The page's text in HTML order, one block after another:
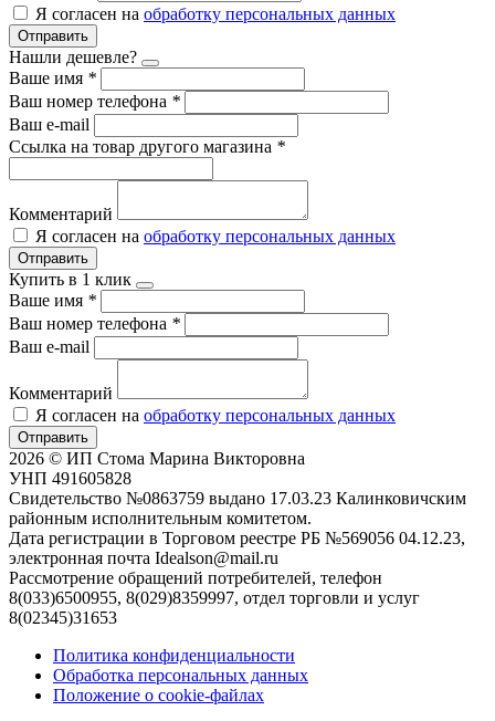
Я согласен на обработку персональных данных
Отправить
Нашли дешевле?
Ваше имя *
Ваш номер телефона *
Ваш e-mail
Ссылка на товар другого магазина *
Комментарий
Я согласен на обработку персональных данных
Отправить
Купить в 1 клик
Ваше имя *
Ваш номер телефона *
Ваш e-mail
Комментарий
Я согласен на обработку персональных данных
Отправить
2026 © ИП Стома Марина Викторовна
УНП 491605828
Свидетельство №0863759 выдано 17.03.23 Калинковичским
районным исполнительным комитетом.
Дата регистрации в Торговом реестре РБ №569056 04.12.23,
электронная почта Idealson@mail.ru
Рассмотрение обращений потребителей, телефон
8(033)6500955, 8(029)8359997, отдел торговли и услуг
8(02345)31653
Политика конфиденциальности
Обработка персональных данных
Положение о cookie-файлах